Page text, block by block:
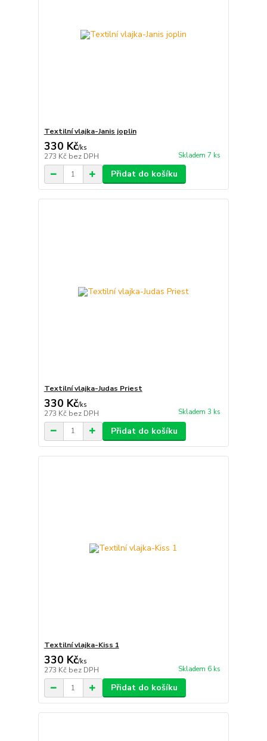
Textilní vlajka-Janis joplin
330 Kč/ks
273 Kč bez DPH Skladem 7 ks
Přidat do košíku
Textilní vlajka-Judas Priest
330 Kč/ks
273 Kč bez DPH Skladem 3 ks
Přidat do košíku
Textilní vlajka-Kiss 1
330 Kč/ks
273 Kč bez DPH Skladem 6 ks
Přidat do košíku